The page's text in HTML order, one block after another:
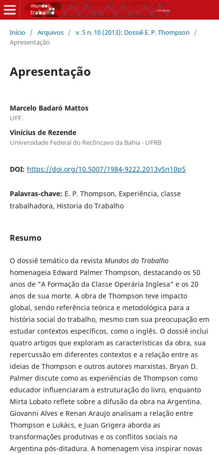
Início / Arquivos / v. 5 n. 10 (2013): Dossiê E. P. Thompson
/
Apresentação
Apresentação
Marcelo Badaró Mattos
UFF.
Vinícius de Rezende
Universidade Federal do Recôncavo da Bahia - UFRB
DOI: https://doi.org/10.5007/1984-9222.2013v5n10p5
Palavras-chave: E. P. Thompson, Experiência, classe
trabalhadora, Historia do Trabalho
Resumo
O dossiê temático da revista Mundos do Trabalho
homenageia Edward Palmer Thompson, destacando os 50
anos de "A Formação da Classe Operária Inglesa" e os 20
anos de sua morte. A obra de Thompson teve impacto
global, sendo referência teórica e metodológica para a
história social do trabalho, mesmo com sua preocupação em
estudar contextos específicos, como o inglês. O dossiê inclui
quatro artigos que exploram as características da obra, sua
repercussão em diferentes contextos e a relação entre as
ideias de Thompson e outros autores marxistas. Bryan D.
Palmer discute como as experiências de Thompson como
educador influenciaram a estruturação do livro, enquanto
Mirta Lobato reflete sobre a difusão da obra na Argentina.
Giovanni Alves e Renan Araujo analisam a relação entre
Thompson e Lukács, e Juan Grigera aborda as
transformações produtivas e os conflitos sociais na
Argentina pós-ditadura. A homenagem visa inspirar novas